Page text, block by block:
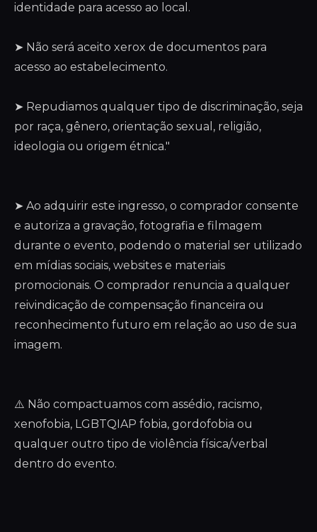
identidade para acesso ao local.
➤ Não será aceito xerox de documentos para
acesso ao estabelecimento.
➤ Repudiamos qualquer tipo de discriminação, seja
por raça, gênero, orientação sexual, religião,
ideologia ou origem étnica."
➤ Ao adquirir este ingresso, o comprador consente
e autoriza a gravação, fotografia e filmagem
durante o evento, podendo o material ser utilizado
em mídias sociais, websites e materiais
promocionais. O comprador renuncia a qualquer
reivindicação de compensação financeira ou
reconhecimento futuro em relação ao uso de sua
imagem.
⚠️ Não compactuamos com assédio, racismo,
xenofobia, LGBTQIAP fobia, gordofobia ou
qualquer outro tipo de violência física/verbal
dentro do evento.